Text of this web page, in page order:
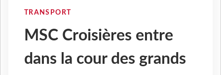
TRANSPORT
MSC Croisières entre
dans la cour des grands